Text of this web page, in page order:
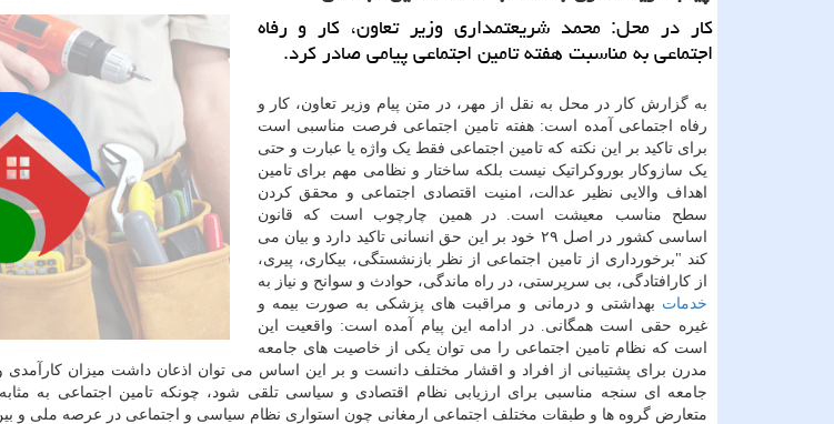
كار در محل: محمد شریعتمداری وزیر تعاون، كار و رفاه
اجتماعی به مناسبت هفته تامین اجتماعی پیامی صادر كرد.
به گزارش کار در محل به نقل از مهر، در متن پیام وزیر تعاون، کار و
رفاه اجتماعی آمده است: هفته تامین اجتماعی فرصت مناسبی است
برای تاکید بر این نکته که تامین اجتماعی فقط یک واژه یا عبارت و حتی
یک سازوکار بوروکراتیک نیست بلکه ساختار و نظامی مهم برای تامین
اهداف والایی نظیر عدالت، امنیت اقتصادی اجتماعی و محقق کردن
سطح مناسب معیشت است. در همین چارچوب است که قانون
اساسی کشور در اصل ۲۹ خود بر این حق انسانی تاکید دارد و بیان می
کند "برخورداری از تامین اجتماعی از نظر بازنشستگی، بیکاری، پیری،
از کارافتادگی، بی سرپرستی، در راه ماندگی، حوادث و سوانح و نیاز به
خدمات بهداشتی و درمانی و مراقبت های پزشکی به صورت بیمه و
غیره حقی است همگانی. در ادامه این پیام آمده است: واقعیت این
است که نظام تامین اجتماعی را می توان یکی از خاصیت های جامعه
مدرن برای پشتیبانی از افراد و اقشار مختلف دانست و بر این اساس می توان اذعان داشت میزان کارآمدی
جامعه ای سنجه مناسبی برای ارزیابی نظام اقتصادی و سیاسی تلقی شود، چونکه تامین اجتماعی به
متعارض گروه ها و طبقات مختلف اجتماعی ارمغانی چون استواری نظام سیاسی و اجتماعی در عرصه ملی و بین